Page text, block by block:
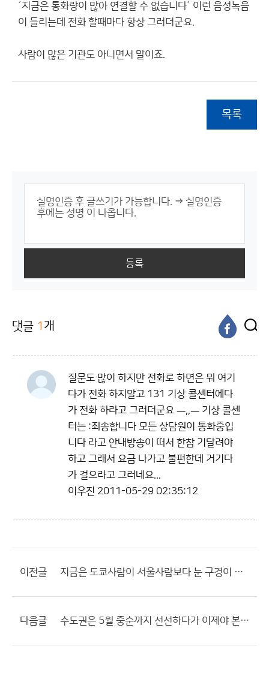
´지금은 통화량이 많아 연결할 수 없습니다´ 이런 음성녹음
이 들리는데 전화 할때마다 항상 그러더군요.
사람이 많은 기관도 아니면서 말이죠.
목록
등록
댓글 1 개
질문도 많이 하지만 전화로 하면은 뭐 여기
다가 전화 하지말고 131 기상 콜센터에다
가 전화 하라고 그러더군요 ㅡ,,ㅡ 기상 콜센
터는 :죄송합니다 모든 상담원이 통화중입
니다 라고 안내방송이 떠서 한참 기달려야
하고 그래서 요금 나가고 불편한데 거기다
가 걸으라고 그러네요...
이우진 2011-05-29 02:35:12
이전글 지금은 도쿄사람이 서울사람보다 눈 구경이 쉽지요.
다음글 수도권은 5월 중순까지 선선하다가 이제야 본격 더위가 찾아왔습니다.